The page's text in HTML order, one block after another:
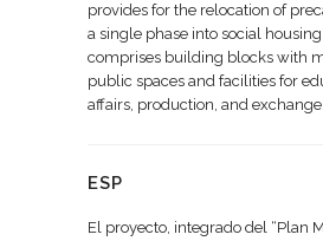
provides for the relocation of
a single phase into social
comprises building blocks with
public spaces and facilities for
affairs, production, and exchange.
ESP
El proyecto, integrado del “Plan